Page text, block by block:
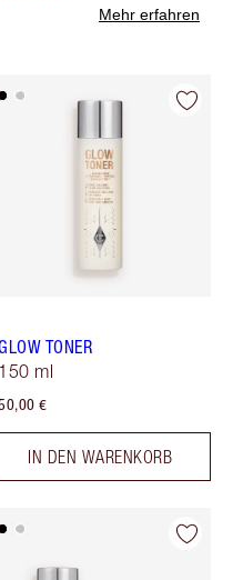
Mehr erfahren
TONER
150 ml
€
IN DEN WARENKORB